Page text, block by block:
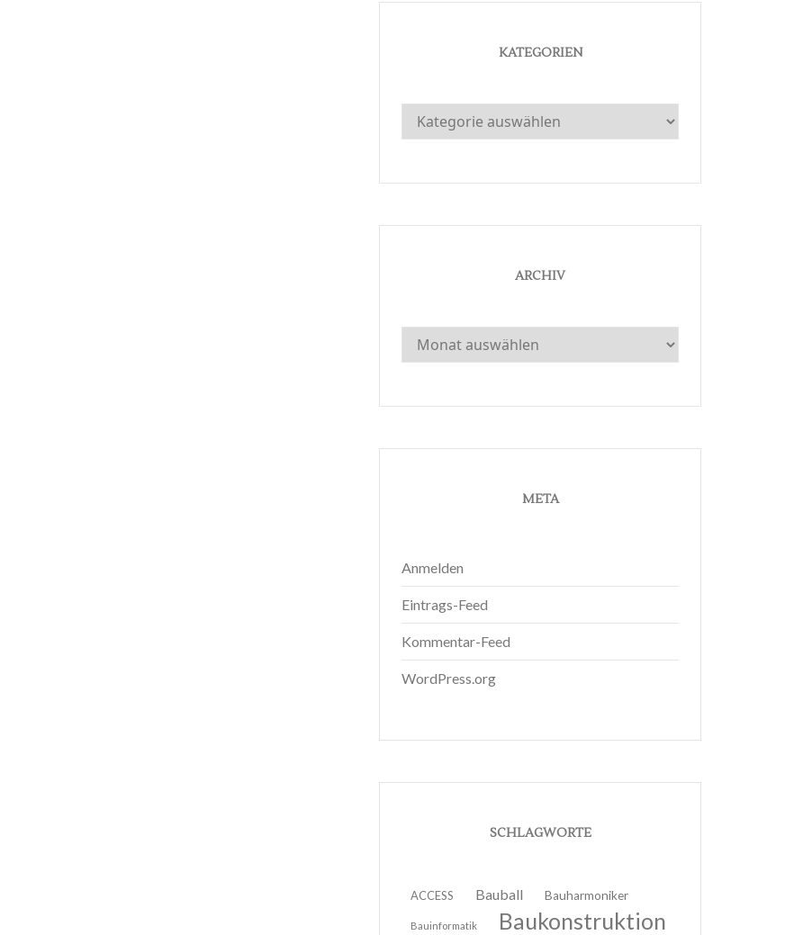
KATEGORIEN
Kategorien
ARCHIV
Archiv
META
Anmelden
Eintrags-Feed
Kommentar-Feed
WordPress.org
SCHLAGWORTE
ACCESS Bauball Bauharmoniker
Bauinformatik Baukonstruktion